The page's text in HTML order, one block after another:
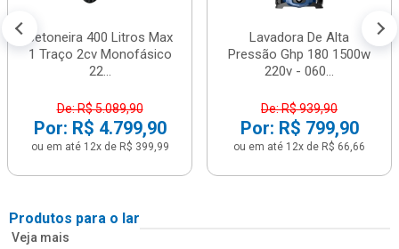
Betoneira 400 Litros Max
1 Traço 2cv Monofásico
22...
De: R$ 5.089,90
Por: R$ 4.799,90
ou em até 12x de R$ 399,99
Lavadora De Alta
Pressão Ghp 180 1500w
220v - 060...
De: R$ 939,90
Por: R$ 799,90
ou em até 12x de R$ 66,66
Produtos para o lar
Veja mais